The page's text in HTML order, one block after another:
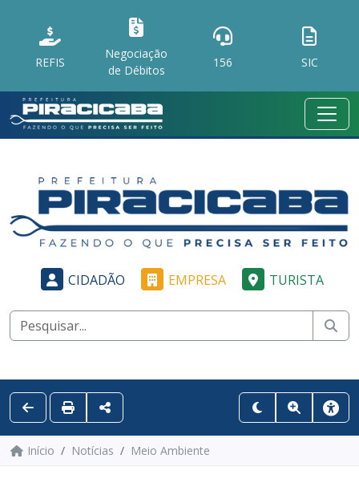
REFIS
Negociação
de Débitos
156 SIC
CIDADÃO EMPRESA TURISTA
Início Notícias Meio Ambiente